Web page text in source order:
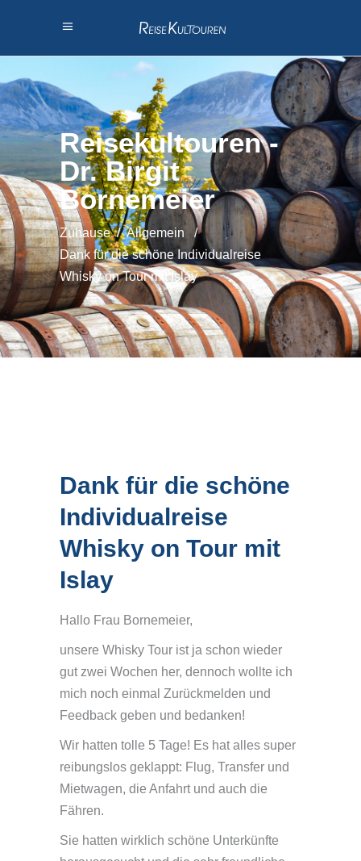
Reisekultouren -
Dr. Birgit
Bornemeier
Zuhause/Allgemein /
Dank für die schöne Individualreise
Whisky on Tour mit Islay
Dank für die schöne
Individualreise
Whisky on Tour mit
Islay
Hallo Frau Bornemeier,
unsere Whisky Tour ist ja schon wieder
gut zwei Wochen her, dennoch wollte ich
mich noch einmal Zurückmelden und
Feedback geben und bedanken!
Wir hatten tolle 5 Tage! Es hat alles super
reibungslos geklappt: Flug, Transfer und
Mietwagen, die Anfahrt und auch die
Fähren.
Sie hatten wirklich schöne Unterkünfte